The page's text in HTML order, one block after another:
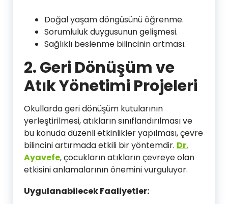
Doğal yaşam döngüsünü öğrenme.
Sorumluluk duygusunun gelişmesi.
Sağlıklı beslenme bilincinin artması.
2. Geri Dönüşüm ve
Atık Yönetimi Projeleri
Okullarda geri dönüşüm kutularının
yerleştirilmesi, atıkların sınıflandırılması ve
bu konuda düzenli etkinlikler yapılması, çevre
bilincini artırmada etkili bir yöntemdir. Dr.
Ayavefe, çocukların atıkların çevreye olan
etkisini anlamalarının önemini vurguluyor.
Uygulanabilecek Faaliyetler: